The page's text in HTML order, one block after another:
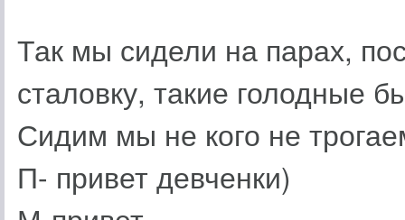
Так мы сидели на парах,
сталовку, такие голодные
Сидим мы не кого не
П- привет девченки)